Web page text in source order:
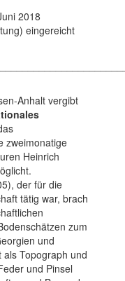
2018
eingereicht
Anhalt vergibt
zweimonatige
Heinrich
der für die
tätig war, brach
zum
und
Topograph und
und Pinsel